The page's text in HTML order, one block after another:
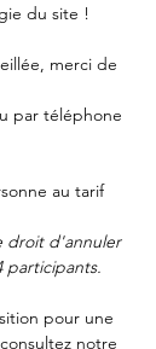
du site !
merci de
par téléphone
au tarif
droit d'annuler
participants.
pour une
notre